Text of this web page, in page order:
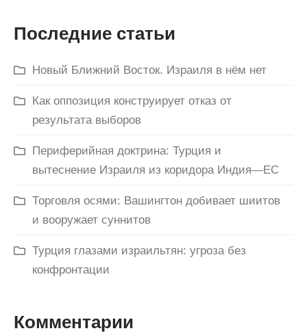
Последние статьи
Новый Ближний Восток. Израиля в нём нет
Как оппозиция конструирует отказ от
результата выборов
Периферийная доктрина: Турция и
вытеснение Израиля из коридора Индия—ЕС
Торговля осями: Вашингтон добивает шиитов
и вооружает суннитов
Турция глазами израильтян: угроза без
конфронтации
Комментарии